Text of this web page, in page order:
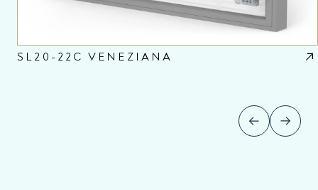
SL20-22C VENEZIANA